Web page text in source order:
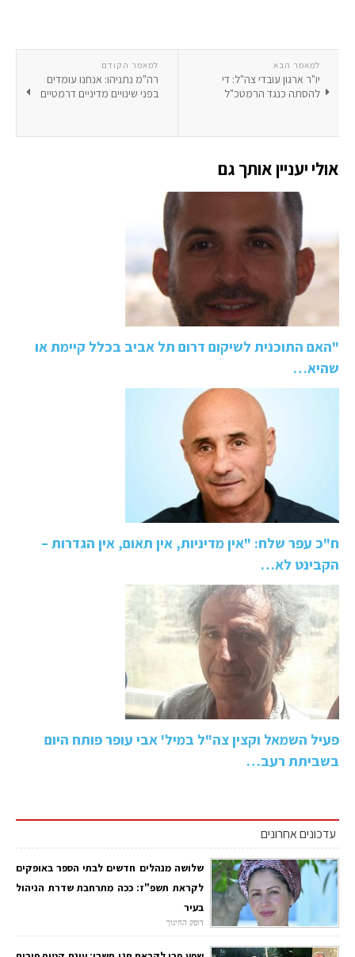
למאמר הקודם
רה"מ נתניהו: אנחנו עומדים
בפני שינויים מדיניים דרמטיים
למאמר הבא
יו"ר ארגון עובדי צה"ל: די
להסתה כנגד הרמטכ"ל
אולי יעניין אותך גם
"האם התוכנית לשיקום דרום תל אביב בכלל קיימת או
שהיא…
ח"כ עפר שלח: "אין מדיניות, אין תאום, אין הגדרות –
הקבינט לא…
פעיל השמאל וקצין צה"ל במיל' אבי עופר פותח היום
בשביתת רעב…
עדכונים אחרונים
שלושה מנהלים חדשים לבתי הספר באופקים
לקראת תשפ"ז: ככה מתרחבת שדרת הניהול
בעיר
דופק החינוך